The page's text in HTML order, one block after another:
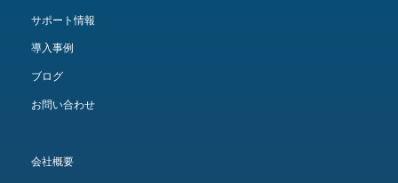
サポート情報
導入事例
ブログ
お問い合わせ
会社概要